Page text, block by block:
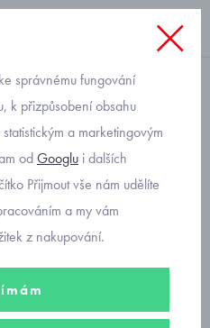
se zajíčky
nohavicemi
24
správnému fungování
k přizpůsobení obsahu
a marketingovým
odGooglu i dalších
Přijmout vše nám udělíte
a my vám
z nakupování.